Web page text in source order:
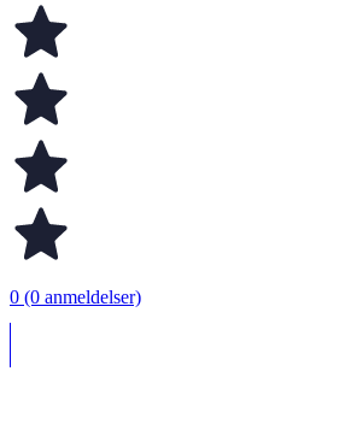
0 (0 anmeldelser)